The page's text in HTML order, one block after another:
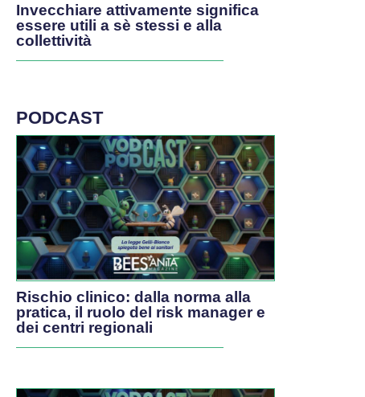
Invecchiare attivamente significa
essere utili a sè stessi e alla
collettività
PODCAST
Rischio clinico: dalla norma alla
pratica, il ruolo del risk manager e
dei centri regionali